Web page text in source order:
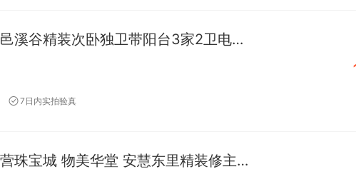
高米店南绿地旁 首邑溪谷精装次卧独卫带阳台3家2卫电梯包取暖
7日内实拍验真
惠新西街全女生 小营珠宝城 物美华堂 安慧东里精装修主卧出租